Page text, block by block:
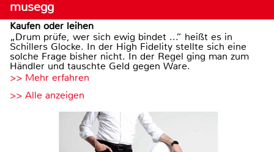
musegg
Kaufen oder leihen
„Drum prüfe, wer sich ewig bindet ...“ heißt es in
Schillers Glocke. In der High Fidelity stellte sich eine
solche Frage bisher nicht. In der Regel ging man zum
Händler und tauschte Geld gegen Ware.
>> Mehr erfahren
>> Alle anzeigen